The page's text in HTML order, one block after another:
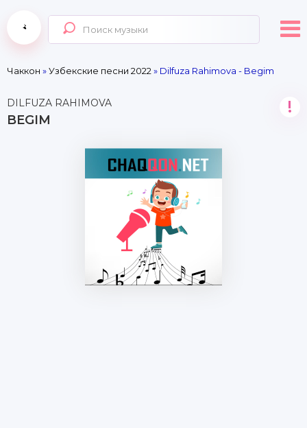
Чаккон »Узбекские песни 2022 » Dilfuza Rahimova - Begim
DILFUZA RAHIMOVA
BEGIM
!